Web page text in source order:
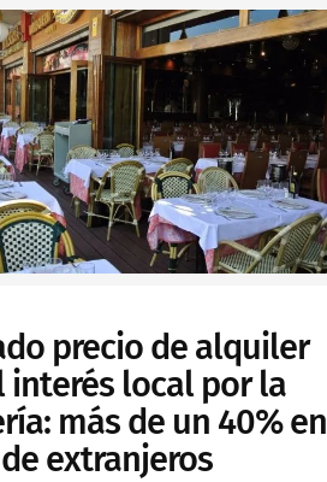
precio de alquiler
interés local por la
más de un 40% en
extranjeros